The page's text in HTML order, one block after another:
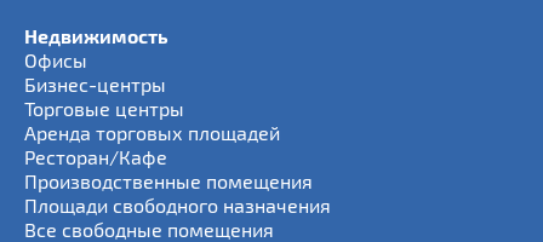
Недвижимость
Офисы
Бизнес-центры
Торговые центры
Аренда торговых площадей
Ресторан/Кафе
Производственные помещения
Площади свободного назначения
Все свободные помещения